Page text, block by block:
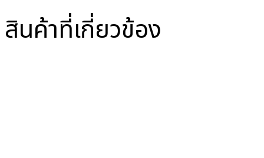
สินค้าที่เกี่ยวข้อง